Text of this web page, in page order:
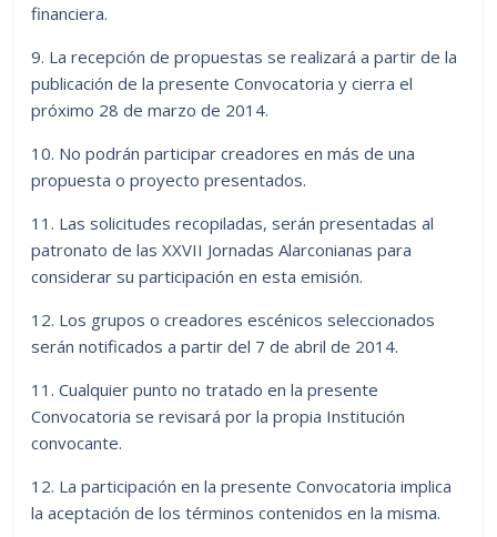
financiera.
9. La recepción de propuestas se realizará a partir de la
publicación de la presente Convocatoria y cierra el
próximo 28 de marzo de 2014.
10. No podrán participar creadores en más de una
propuesta o proyecto presentados.
11. Las solicitudes recopiladas, serán presentadas al
patronato de las XXVII Jornadas Alarconianas para
considerar su participación en esta emisión.
12. Los grupos o creadores escénicos seleccionados
serán notificados a partir del 7 de abril de 2014.
11. Cualquier punto no tratado en la presente
Convocatoria se revisará por la propia Institución
convocante.
12. La participación en la presente Convocatoria implica
la aceptación de los términos contenidos en la misma.